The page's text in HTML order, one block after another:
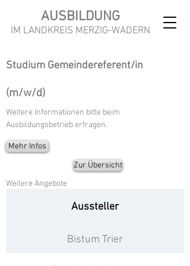
AUSBILDUNG
IM LANDKREIS MERZIG-WADERN
Studium Gemeindereferent/in
(m/w/d)
Weitere Informationen bitte beim
Ausbildungsbetrieb erfragen.
Mehr Infos
Zur Übersicht
Weitere Angebote
Aussteller
Bistum Trier